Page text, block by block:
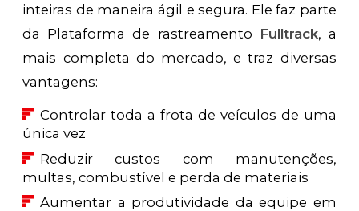
inteiras de maneira ágil e segura. Ele faz parte
da Plataforma de rastreamento Fulltrack, a
mais completa do mercado, e traz diversas
vantagens:
Controlar toda a frota de veículos de uma
única vez
Reduzir custos com manutenções,
multas, combustível e perda de materiais
Aumentar a produtividade da equipe em